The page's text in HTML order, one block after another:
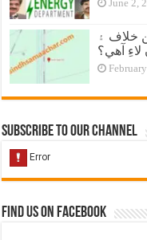
June 2,
خلاف ۽
لاءِ آهي؟
Subscribe to our Channel
Find us on Facebook